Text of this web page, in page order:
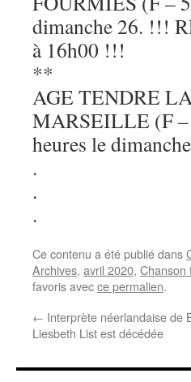
dimanche 26. !!!
à 16h00 !!!
**
AGE TENDRE
MARSEILLE (F –
heures le
.
.
.
Ce contenu a été publié dans
Archives, avril 2020, Chanson
favoris avecce permalien.
← Interprète néerlandaise de
Liesbeth List est décédée